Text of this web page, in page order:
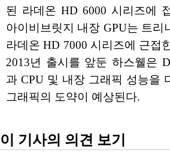
된 라데온 HD 6000 시리즈에
아이비브릿지 내장 GPU는 트리
라데온 HD 7000 시리즈에 근접
2013년 출시를 앞둔 하스웰은
과 CPU 및 내장 그래픽 성능을
그래픽의 도약이 예상된다.
이 기사의 의견 보기